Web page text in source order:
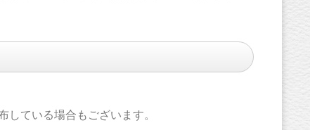
している場合もございます。